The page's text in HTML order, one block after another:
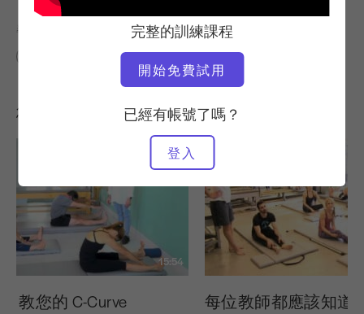
完整的訓練課程
開始免費試用
已經有帳號了嗎？
登入
尋找類似的課程
馬特
您可能也會喜歡的其他訓練課程
15:54
教您的 C-Curve
每位教師都應該知道